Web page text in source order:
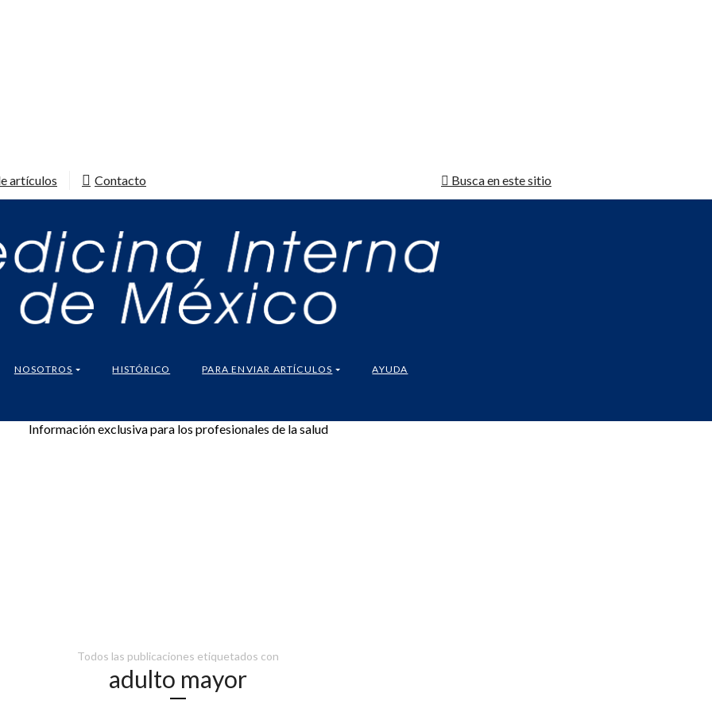
artículos Contacto Busca en este sitio
NOSOTROS HISTÓRICO PARA ENVIAR ARTÍCULOS AYUDA
Información exclusiva para los profesionales de la salud
Todos las publicaciones etiquetados con
adulto mayor